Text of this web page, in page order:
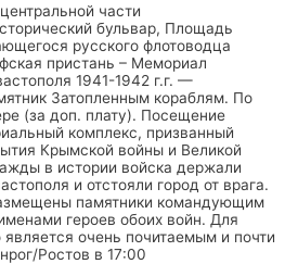
части
бульвар, Площадь
русского флотоводца
пристань – Мемориал
1941-1942 г.г. —
Затопленным кораблям. По
(за доп. плату). Посещение
комплекс, призванный
Крымской войны и Великой
в истории войска держали
и отстояли город от врага.
памятники командующим
героев обоих войн. Для
очень почитаемым и почти
Ростов в 17:00